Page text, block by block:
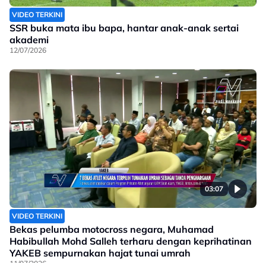
VIDEO TERKINI
SSR buka mata ibu bapa, hantar anak-anak sertai
akademi
12/07/2026
03:07
VIDEO TERKINI
Bekas pelumba motocross negara, Muhamad
Habibullah Mohd Salleh terharu dengan keprihatinan
YAKEB sempurnakan hajat tunai umrah